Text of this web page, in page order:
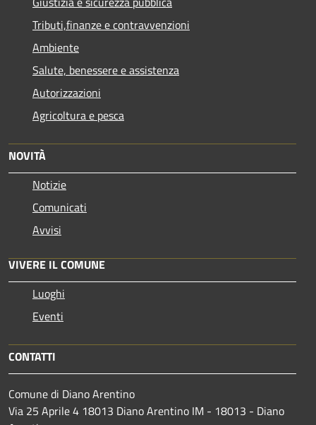
Tributi,finanze e contravvenzioni
Ambiente
Salute, benessere e assistenza
Autorizzazioni
Agricoltura e pesca
NOVITÀ
Notizie
Comunicati
Avvisi
VIVERE IL COMUNE
Luoghi
Eventi
CONTATTI
Comune di Diano Arentino
Via 25 Aprile 4 18013 Diano Arentino IM - 18013 - Diano